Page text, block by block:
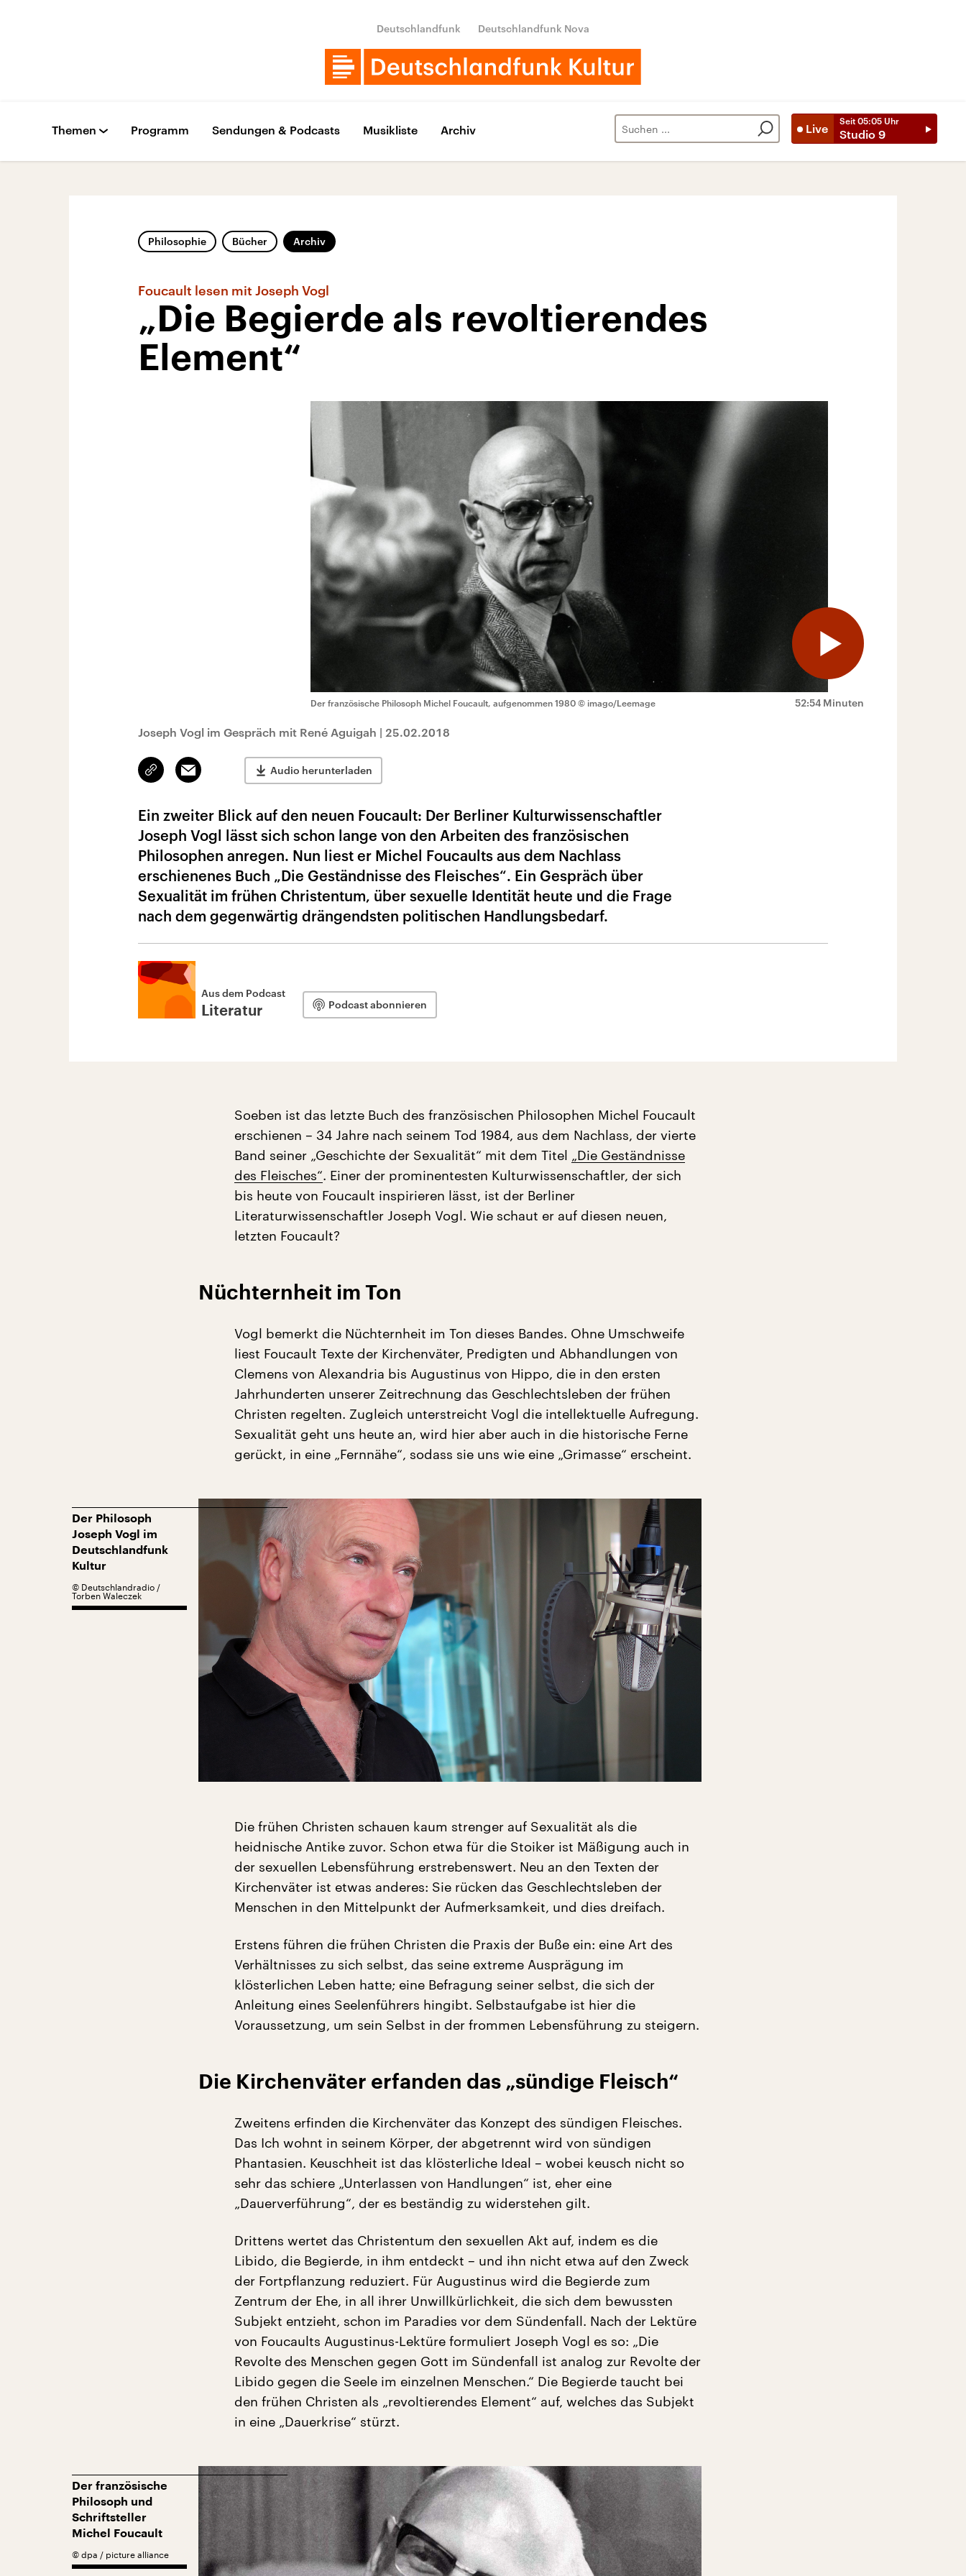
Deutschlandfunk Deutschlandfunk Nova
Live
Seit 05:05 Uhr
Studio 9
Themen Programm Sendungen & Podcasts Musikliste Archiv
Philosophie Bücher Archiv
Foucault lesen mit Joseph Vogl
„Die Begierde als revoltierendes
Element“
52:54 Minuten
Der französische Philosoph Michel Foucault, aufgenommen 1980 © imago/Leemage
Joseph Vogl im Gespräch mit René Aguigah | 25.02.2018
Link
kopieren/teilen
Email Audio herunterladen
Ein zweiter Blick auf den neuen Foucault: Der Berliner Kulturwissenschaftler
Joseph Vogl lässt sich schon lange von den Arbeiten des französischen
Philosophen anregen. Nun liest er Michel Foucaults aus dem Nachlass
erschienenes Buch „Die Geständnisse des Fleisches“. Ein Gespräch über
Sexualität im frühen Christentum, über sexuelle Identität heute und die Frage
nach dem gegenwärtig drängendsten politischen Handlungsbedarf.
Aus dem Podcast
Literatur Podcast abonnieren
Soeben ist das letzte Buch des französischen Philosophen Michel Foucault
erschienen – 34 Jahre nach seinem Tod 1984, aus dem Nachlass, der vierte
Band seiner „Geschichte der Sexualität“ mit dem Titel „Die Geständnisse
des Fleisches“. Einer der prominentesten Kulturwissenschaftler, der sich
bis heute von Foucault inspirieren lässt, ist der Berliner
Literaturwissenschaftler Joseph Vogl. Wie schaut er auf diesen neuen,
letzten Foucault?
Nüchternheit im Ton
Vogl bemerkt die Nüchternheit im Ton dieses Bandes. Ohne Umschweife
liest Foucault Texte der Kirchenväter, Predigten und Abhandlungen von
Clemens von Alexandria bis Augustinus von Hippo, die in den ersten
Jahrhunderten unserer Zeitrechnung das Geschlechtsleben der frühen
Christen regelten. Zugleich unterstreicht Vogl die intellektuelle Aufregung.
Sexualität geht uns heute an, wird hier aber auch in die historische Ferne
gerückt, in eine „Fernnähe“, sodass sie uns wie eine „Grimasse“ erscheint.
Der Philosoph
Joseph Vogl im
Deutschlandfunk
Kultur
© Deutschlandradio /
Torben Waleczek
Die frühen Christen schauen kaum strenger auf Sexualität als die
heidnische Antike zuvor. Schon etwa für die Stoiker ist Mäßigung auch in
der sexuellen Lebensführung erstrebenswert. Neu an den Texten der
Kirchenväter ist etwas anderes: Sie rücken das Geschlechtsleben der
Menschen in den Mittelpunkt der Aufmerksamkeit, und dies dreifach.
Erstens führen die frühen Christen die Praxis der Buße ein: eine Art des
Verhältnisses zu sich selbst, das seine extreme Ausprägung im
klösterlichen Leben hatte; eine Befragung seiner selbst, die sich der
Anleitung eines Seelenführers hingibt. Selbstaufgabe ist hier die
Voraussetzung, um sein Selbst in der frommen Lebensführung zu steigern.
Die Kirchenväter erfanden das „sündige Fleisch“
Zweitens erfinden die Kirchenväter das Konzept des sündigen Fleisches.
Das Ich wohnt in seinem Körper, der abgetrennt wird von sündigen
Phantasien. Keuschheit ist das klösterliche Ideal – wobei keusch nicht so
sehr das schiere „Unterlassen von Handlungen“ ist, eher eine
„Dauerverführung“, der es beständig zu widerstehen gilt.
Drittens wertet das Christentum den sexuellen Akt auf, indem es die
Libido, die Begierde, in ihm entdeckt – und ihn nicht etwa auf den Zweck
der Fortpflanzung reduziert. Für Augustinus wird die Begierde zum
Zentrum der Ehe, in all ihrer Unwillkürlichkeit, die sich dem bewussten
Subjekt entzieht, schon im Paradies vor dem Sündenfall. Nach der Lektüre
von Foucaults Augustinus-Lektüre formuliert Joseph Vogl es so: „Die
Revolte des Menschen gegen Gott im Sündenfall ist analog zur Revolte der
Libido gegen die Seele im einzelnen Menschen.“ Die Begierde taucht bei
den frühen Christen als „revoltierendes Element“ auf, welches das Subjekt
in eine „Dauerkrise“ stürzt.
Der französische
Philosoph und
Schriftsteller
Michel Foucault
© dpa / picture alliance